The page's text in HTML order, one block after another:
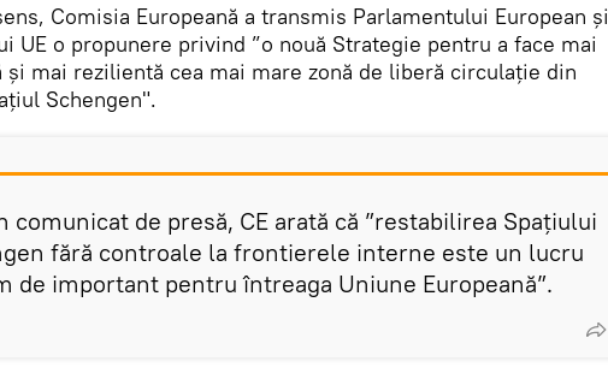
Comisia Europeană a transmis Parlamentului European şi
UE o propunere privind ”o nouă Strategie pentru a face mai
şi mai rezilientă cea mai mare zonă de liberă circulație din
Schengen".
comunicat de presă, CE arată că ”restabilirea Spațiului
fără controale la frontierele interne este un lucru
de important pentru întreaga Uniune Europeană”.